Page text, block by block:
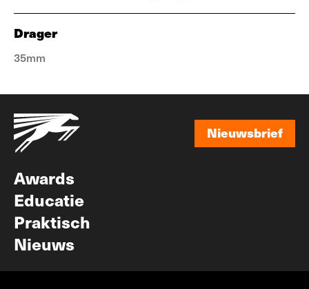
Drager
35mm
Nieuwsbrief
Awards
Educatie
Praktisch
Nieuws